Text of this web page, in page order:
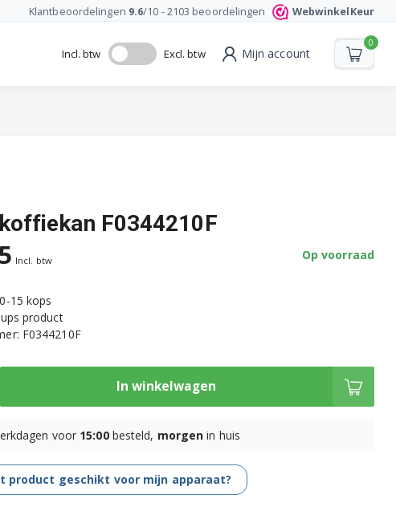
Klantbeoordelingen 9.6/10 -2103 beoordelingen WebwinkelKeur
Incl. btw Excl. btw Mijn account
0
F0344210F
Incl. btw Op voorraad
15 kops
product
F0344210F
In winkelwagen
voor 15:00besteld, morgen in huis
product geschikt voor mijn apparaat?